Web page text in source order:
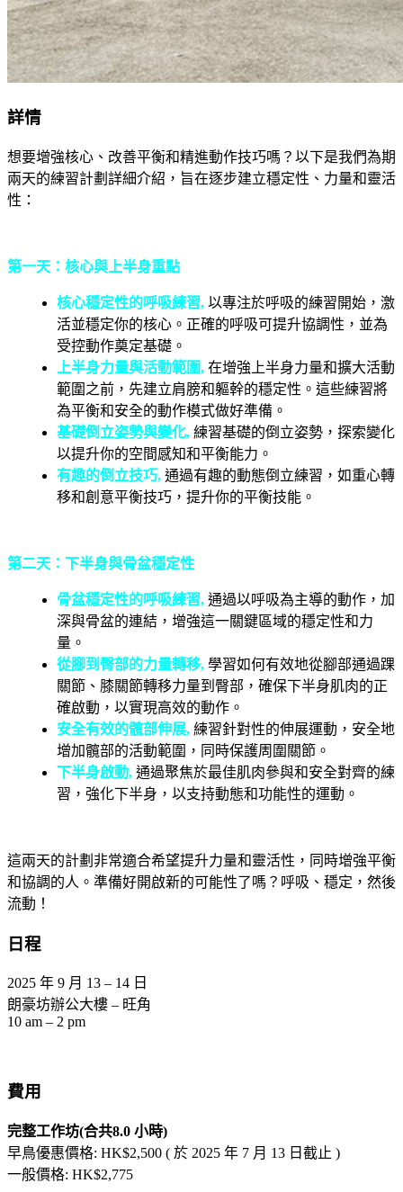
詳情
想要增強核心、改善平衡和精進動作技巧嗎？以下是我們為期
兩天的練習計劃詳細介紹，旨在逐步建立穩定性、力量和靈活
性：
第一天：核心與上半身重點
核心穩定性的呼吸練習, 以專注於呼吸的練習開始，激
活並穩定你的核心。正確的呼吸可提升協調性，並為
受控動作奠定基礎。
上半身力量與活動範圍, 在增強上半身力量和擴大活動
範圍之前，先建立肩膀和軀幹的穩定性。這些練習將
為平衡和安全的動作模式做好準備。
基礎倒立姿勢與變化, 練習基礎的倒立姿勢，探索變化
以提升你的空間感知和平衡能力。
有趣的倒立技巧, 通過有趣的動態倒立練習，如重心轉
移和創意平衡技巧，提升你的平衡技能。
第二天：下半身與骨盆穩定性
骨盆穩定性的呼吸練習, 通過以呼吸為主導的動作，加
深與骨盆的連結，增強這一關鍵區域的穩定性和力
量。
從腳到臀部的力量轉移, 學習如何有效地從腳部通過踝
關節、膝關節轉移力量到臀部，確保下半身肌肉的正
確啟動，以實現高效的動作。
安全有效的髖部伸展, 練習針對性的伸展運動，安全地
增加髖部的活動範圍，同時保護周圍關節。
下半身啟動, 通過聚焦於最佳肌肉參與和安全對齊的練
習，強化下半身，以支持動態和功能性的運動。
這兩天的計劃非常適合希望提升力量和靈活性，同時增強平衡
和協調的人。準備好開啟新的可能性了嗎？呼吸、穩定，然後
流動！
日程
2025 年 9 月 13 – 14 日
朗豪坊辦公大樓 – 旺角
10 am – 2 pm
費用
完整工作坊(合共8.0 小時)
早鳥優惠價格: HK$2,500 ( 於 2025 年 7 月 13 日截止 )
一般價格: HK$2,775